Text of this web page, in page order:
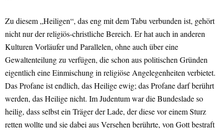
Zu diesem „Heiligen“, das eng mit dem Tabu verbunden ist, gehört
nicht nur der religiös-christliche Bereich. Er hat auch in anderen
Kulturen Vorläufer und Parallelen, ohne auch über eine
Gewaltenteilung zu verfügen, die schon aus politischen Gründen
eigentlich eine Einmischung in religiöse Angelegenheiten verbietet.
Das Profane ist endlich, das Heilige ewig; das Profane darf berührt
werden, das Heilige nicht. Im Judentum war die Bundeslade so
heilig, dass selbst ein Träger der Lade, der diese vor einem Sturz
retten wollte und sie dabei aus Versehen berührte, von Gott bestraft